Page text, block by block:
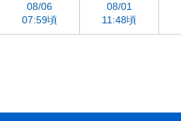
08/06
07:59頃
08/01
11:48頃